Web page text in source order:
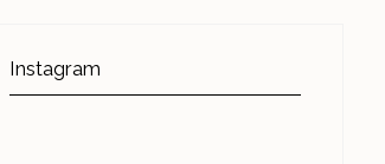
Instagram